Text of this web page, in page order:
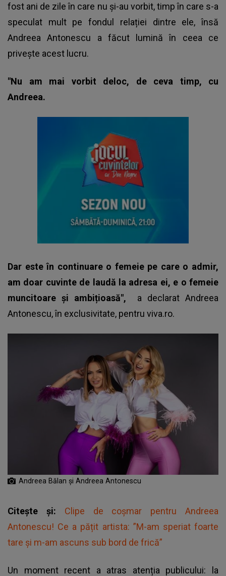
fost ani de zile în care nu și-au vorbit, timp în care s-a
speculat mult pe fondul relației dintre ele, însă
Andreea Antonescu a făcut lumină în ceea ce
privește acest lucru.
"Nu am mai vorbit deloc, de ceva timp, cu
Andreea.
Dar este în continuare o femeie pe care o admir,
am doar cuvinte de laudă la adresa ei, e o femeie
muncitoare și ambițioasă",
a declarat Andreea
Antonescu, în exclusivitate, pentru viva.ro.
Andreea Bălan și Andreea Antonescu
Citește și: Clipe de coșmar pentru Andreea
Antonescu! Ce a pățit artista: ”M-am speriat foarte
tare și m-am ascuns sub bord de frică”
Un moment recent a atras atenția publicului: la